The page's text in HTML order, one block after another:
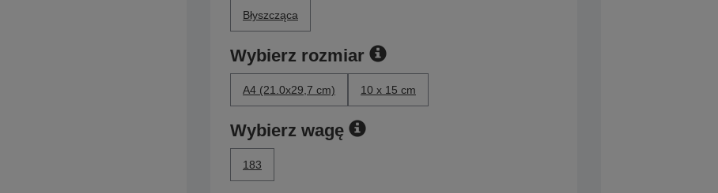
Błyszcząca
Wybierz rozmiar
A4 (21.0x29,7 cm) 10 x 15 cm
Wybierz wagę
183